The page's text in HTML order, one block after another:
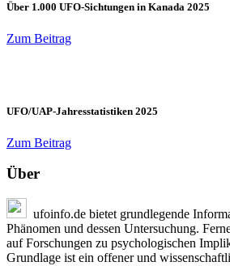
Über 1.000 UFO-Sichtungen in Kanada 2025
Zum Beitrag
UFO/UAP-Jahresstatistiken 2025
Zum Beitrag
Über
ufoinfo.de bietet grundlegende
Phänomen und dessen Untersuchung.
auf Forschungen zu psychologischen
Grundlage ist ein offener und